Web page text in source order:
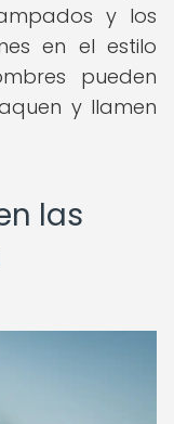
y los
en el estilo
pueden
y llamen
las